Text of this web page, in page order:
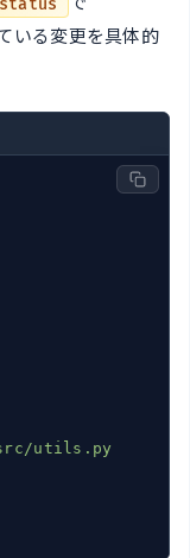
いる変更を具体的
utils.py